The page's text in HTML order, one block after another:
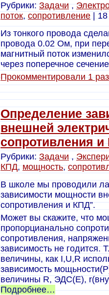
Рубрики:Задачи,
поток, сопротивление |
Из тонкого провода
провода 0.02 Ом, при
магнитный поток
через поперечное
Прокомментировали 1 раз
Определение
внешней
сопротивления
Рубрики:Задачи,
КПД,мощность,
В школе мы проводили
зависимости мощности
сопротивления и КПД”.
Может вы скажите, что
пропорцианально
сопротивления,
зависимость не годится.
величины, как I,U,R
зависимость
величины R, ЭДС(Е),
Подробнее…